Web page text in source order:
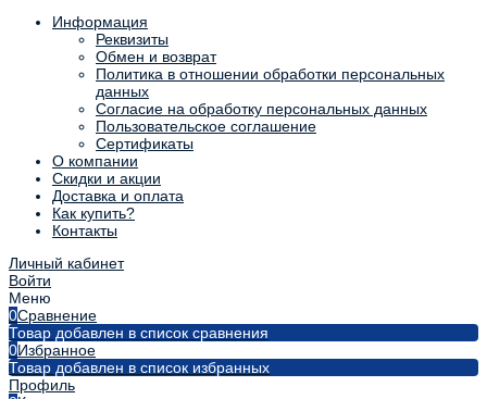
Информация
Реквизиты
Обмен и возврат
Политика в отношении обработки персональных
данных
Согласие на обработку персональных данных
Пользовательское соглашение
Сертификаты
О компании
Скидки и акции
Доставка и оплата
Как купить?
Контакты
Личный кабинет
Войти
Меню
0Сравнение
Товар добавлен в список сравнения
0Избранное
Товар добавлен в список избранных
Профиль